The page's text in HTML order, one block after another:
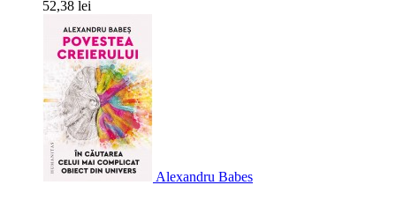
52,38 lei
Alexandru Babes